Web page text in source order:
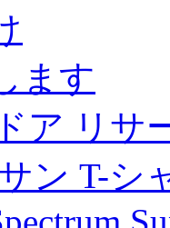
ます
ア リサ
ン T-シ